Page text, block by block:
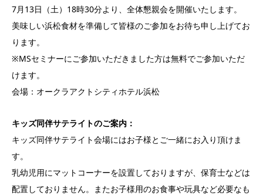
7月13日（土）18時30分より、全体懇親会を開催いたします。
美味しい浜松食材を準備して皆様のご参加をお待ち申し上げてお
ります。
※MSセミナーにご参加いただきました方は無料でご参加いただ
けます。
会場：オークラアクトシティホテル浜松
キッズ同伴サテライトのご案内：
キッズ同伴サテライト会場にはお子様とご一緒にお入り頂けま
す。
乳幼児用にマットコーナーを設置しておりますが、保育士などは
配置しておりません。またお子様用のお食事や玩具など必要なも